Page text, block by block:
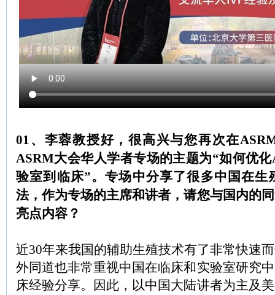
01、李蓉教授好，很高兴与您再次在
ASRM大会华人学者专场的主题为“如何优
验室到临床”。专场中分享了很多中国在生
法，作为专场的主席和讲者，请您与国内的
亮点内容？
近30年来我国的辅助生殖技术有了非常快速
外同道也非常重视中国在临床和实验室研究
床经验分享。因此，以中国大陆讲者为主及